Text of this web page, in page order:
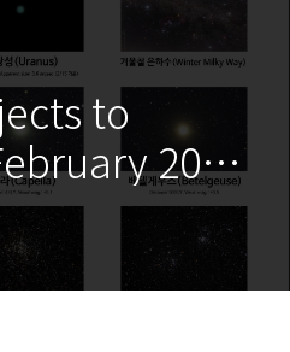
to
2026
천체 관측 대